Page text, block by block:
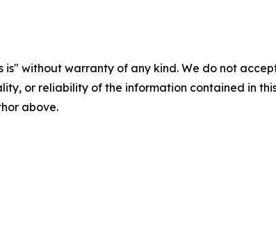
is" without warranty of any kind. We do not
or reliability of the information contained in
above.